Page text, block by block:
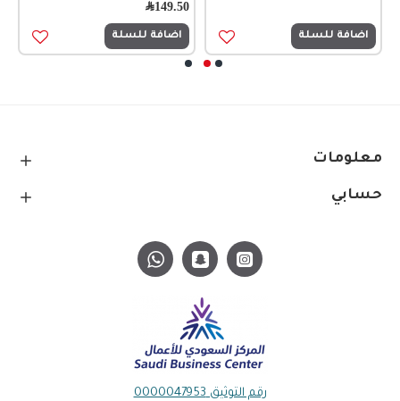
اضافة للسلة
149.50﷼
اضافة للسلة
معلومات
حسابي
رقم التوثيق 0000047953